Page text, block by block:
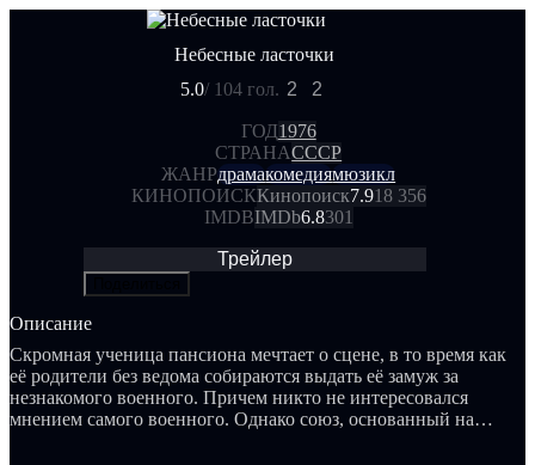
Небесные ласточки
5.0/ 104 гол. 2 2
ГОД1976
СТРАНАСССР
ЖАНРдрамакомедиямюзикл
КИНОПОИСККинопоиск7.918 356
IMDBIMDb6.8301
Трейлер
Описание
Скромная ученица пансиона мечтает о сцене, в то время как
её родители без ведома собираются выдать её замуж за
незнакомого военного. Причем никто не интересовался
мнением самого военного. Однако союз, основанный на